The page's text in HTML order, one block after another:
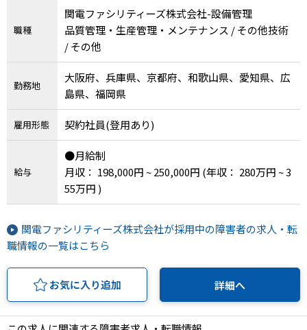
職種
関電ファシリティーズ株式会社-設備管理
品質管理・生産管理・メンテナンス / その他技術
/ その他
勤務地
大阪府、兵庫県、京都府、和歌山県、愛知県、広
島県、福岡県
雇用形態 契約社員(登用あり)
給与
●月給制
月収： 198,000円 ~ 250,000円 (年収： 280万円 ~ 3
55万円 )
関電ファシリティーズ株式会社が採用中の障害者の求人・転
職情報の一覧はこちら
お気に入り追加 詳細へ